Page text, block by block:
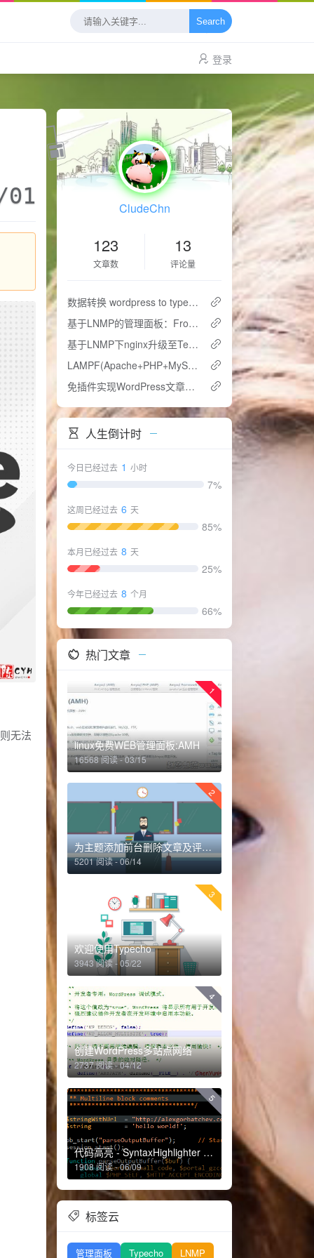
Search
登录
01
无法
CludeChn
123
文章数
13
评论量
数据转换 wordpress to typecho
基于LNMP的管理面板：Froxlor
基于LNMP下nginx升级至Tengine
LAMPF(Apache+PHP+MySQL+FastCGI)一键安装包 1.0
免插件实现WordPress文章阅读次数
人生倒计时
今日已经过去 1 小时
7%
这周已经过去 6 天
85%
本月已经过去 8 天
25%
今年已经过去 8 个月
66%
热门文章
1
linux免费WEB管理面板:AMH
16568 阅读 - 03/15
2
为主题添加前台删除文章及评论功能
5201 阅读 - 06/14
3
欢迎使用Typecho
3943 阅读 - 05/22
4
创建WordPress多站点网络
2737 阅读 - 04/12
5
代码高亮 - SyntaxHighlighter 0.0.5
1908 阅读 - 06/09
标签云
管理面板 Typecho LNMP